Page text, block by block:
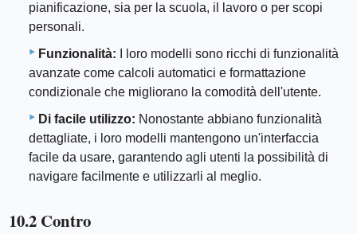
pianificazione, sia per la scuola, il lavoro o per scopi
personali.
Funzionalità: I loro modelli sono ricchi di funzionalità
avanzate come calcoli automatici e formattazione
condizionale che migliorano la comodità dell'utente.
Di facile utilizzo: Nonostante abbiano funzionalità
dettagliate, i loro modelli mantengono un'interfaccia
facile da usare, garantendo agli utenti la possibilità di
navigare facilmente e utilizzarli al meglio.
10.2 Contro